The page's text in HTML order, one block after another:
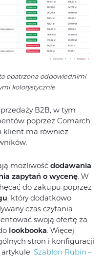
opatrzona odpowiednimi
kolorystycznie
B2B, w tym
poprzez Comarch
klient ma również
możliwość dodawania
zapytań o wycenę . W
do zakupu poprzez
, który dodatkowo
czas czytania
swoją ofertę za
lookbooka . Więcej
stron i konfiguracji
Szablon Rubin –